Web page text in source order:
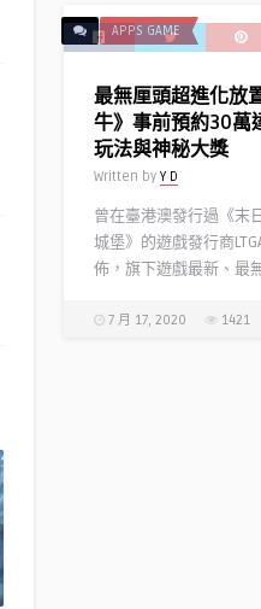
APPS GAME
最無厘頭超進化放
牛》事前預約30萬
玩法與神秘大獎
Written by Y D
曾在臺港澳發行過《末
城堡》的遊戲發行商
佈，旗下遊戲最新、最
7 月 17, 2020 1421